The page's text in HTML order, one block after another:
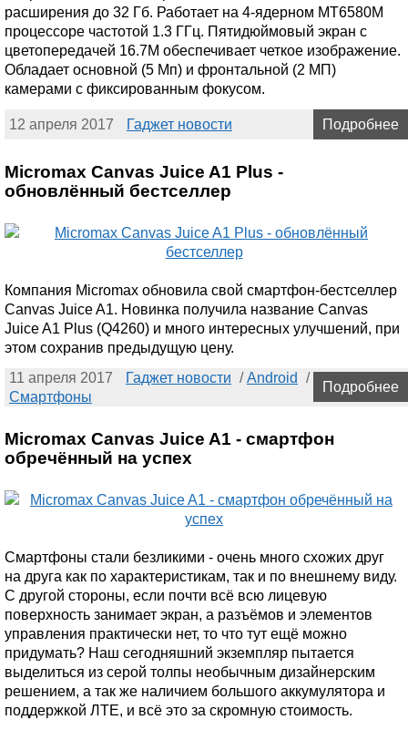
расширения до 32 Гб. Работает на 4-ядерном MT6580M
процессоре частотой 1.3 ГГц. Пятидюймовый экран с
цветопередачей 16.7М обеспечивает четкое изображение.
Обладает основной (5 Мп) и фронтальной (2 МП)
камерами с фиксированным фокусом.
12 апреля 2017 Гаджет новости Подробнее
Micromax Canvas Juice A1 Plus -
обновлённый бестселлер
Компания Micromax обновила свой смартфон-бестселлер
Canvas Juice A1. Новинка получила название Canvas
Juice A1 Plus (Q4260) и много интересных улучшений, при
этом сохранив предыдущую цену.
11 апреля 2017
Гаджет новости /Android
/
Смартфоны
Подробнее
Micromax Canvas Juice A1 - смартфон
обречённый на успех
Смартфоны стали безликими - очень много схожих друг
на друга как по характеристикам, так и по внешнему виду.
С другой стороны, если почти всё всю лицевую
поверхность занимает экран, а разъёмов и элементов
управления практически нет, то что тут ещё можно
придумать? Наш сегодняшний экземпляр пытается
выделиться из серой толпы необычным дизайнерским
решением, а так же наличием большого аккумулятора и
поддержкой ЛТЕ, и всё это за скромную стоимость.